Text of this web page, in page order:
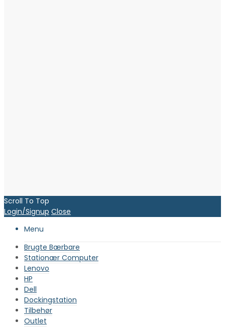
Scroll To Top
Login/Signup Close
Menu
Brugte Bærbare
Stationær Computer
Lenovo
HP
Dell
Dockingstation
Tilbehør
Outlet